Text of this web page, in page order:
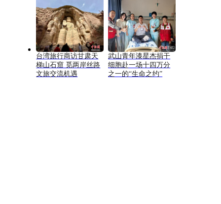
台湾旅行商访甘肃天
梯山石窟 觅两岸丝路
文旅交流机遇
武山青年漆星杰捐干
细胞赴一场十四万分
之一的“生命之约”